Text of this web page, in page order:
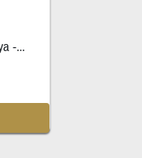
Raya Darmo Baru Barat -Hadap Jalan Raya -Menghadap Raya Darmo Baru Barat & Raya Kupang Baru -Dekat Dari Hr Muhammad, Mayjend Sungkono, Kupang Indah -Lingkungan Padat Penduduk &